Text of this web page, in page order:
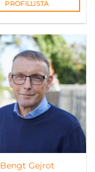
PROFILLISTA
Bengt Gejrot